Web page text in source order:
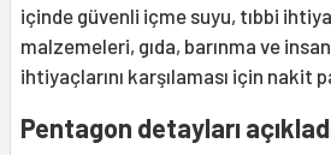
içinde güvenli içme suyu, tıbbi
malzemeleri, gıda, barınma ve
ihtiyaçlarını karşılaması için nakit
Pentagon detayları